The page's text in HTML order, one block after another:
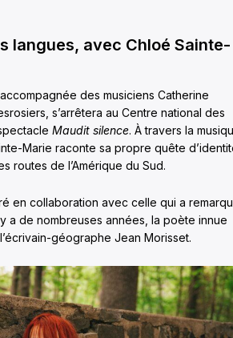
langues, avec Chloé Sainte-
des musiciens Catherine
s’arrêtera au Centre national des
Maudit silence. À travers la
Marie raconte sa propre quête
routes de l’Amérique du Sud.
en collaboration avec celle qui a
a de nombreuses années, la poète innue
géographe Jean Morisset.